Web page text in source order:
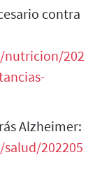
contra
Alzheimer: